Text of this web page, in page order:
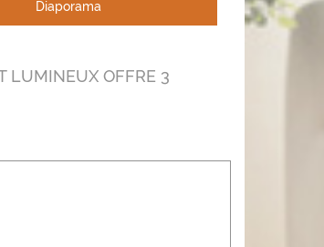
Diaporama
LUMINEUX OFFRE 3